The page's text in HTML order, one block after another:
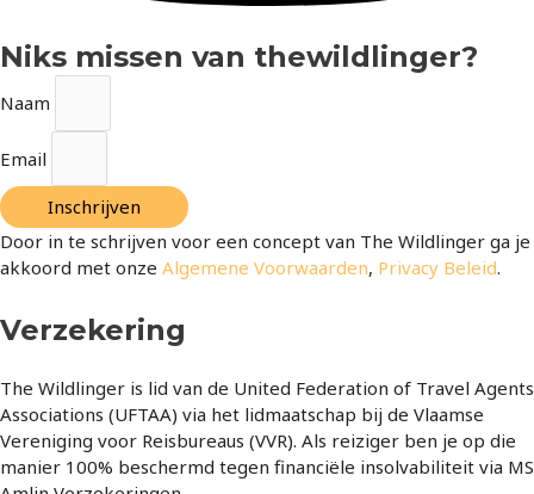
Niks missen van thewildlinger?
Naam
Email
Inschrijven
Door in te schrijven voor een concept van The Wildlinger ga je
akkoord met onze Algemene Voorwaarden, Privacy Beleid.
Verzekering
The Wildlinger is lid van de United Federation of Travel Agents
Associations (UFTAA) via het lidmaatschap bij de Vlaamse
Vereniging voor Reisbureaus (VVR). Als reiziger ben je op die
manier 100% beschermd tegen financiële insolvabiliteit via MS